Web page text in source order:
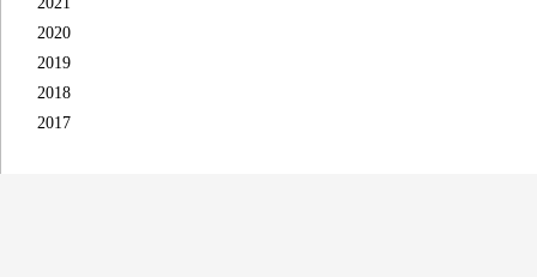
2020
2019
2018
2017